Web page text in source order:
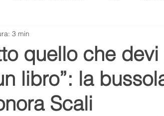
ti
relax suoni della natura
quello che
libro”: la
Scali
3 min